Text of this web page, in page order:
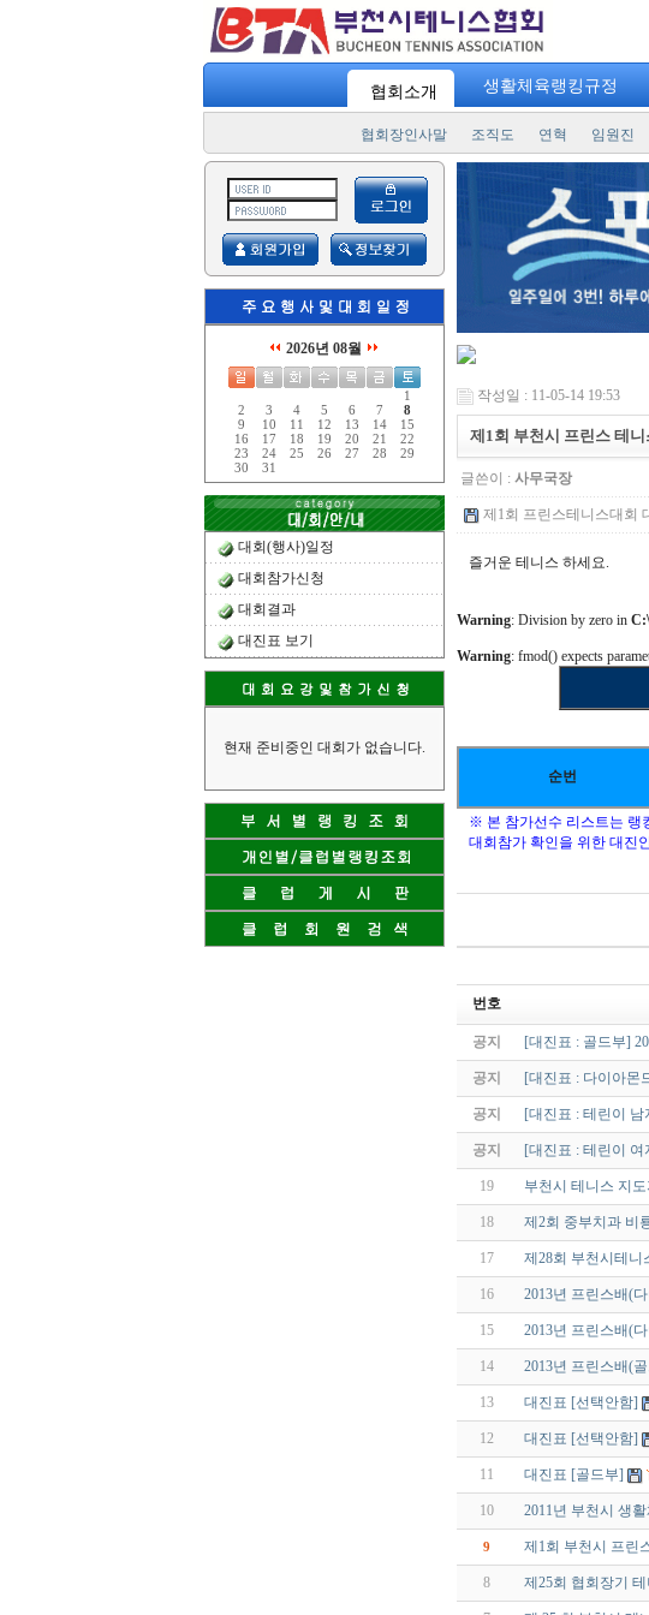
협회소개 생활체육랭킹규정
협회장인사말 조직도 연혁 임원진
2026년 08월
1
2
3 4 5 6 7
8
9
10 11 12 13 14
15
16
17 18 19 20 21
22
23
24 25 26 27 28
29
30
31
대회(행사)일정
대회참가신청
대회결과
대진표 보기
현재 준비중인 대회가 없습니다.
작성일 : 11-05-14 19:53
제1회 부천시 프린스 테
글쓴이 : 사무국장
제1회 프린스테니스대회
즐거운 테니스 하세요.
Warning: Division by zero in
Warning: fmod() expects
순번
※ 본 참가선수 리스트는 랭
대회참가 확인을 위한 대진
번호
공지 [대진표 : 골드부]
공지 [대진표 : 다이아몬
공지 [대진표 : 테린이 남
공지 [대진표 : 테린이 여
19 부천시 테니스 지
18 제2회 중부치과 비
17 제28회 부천시테
16 2013년 프린스배(
15 2013년 프린스배(
14 2013년 프린스배(
13 대진표 [선택안함]
12 대진표 [선택안함]
11 대진표 [골드부]
10 2011년 부천시 생
9 제1회 부천시 프린
8 제25회 협회장기